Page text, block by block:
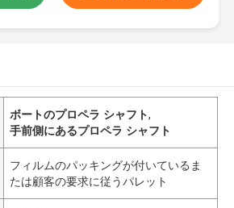
ボートのプロペラ シャフト,
手前側にあるプロペラ シャフト
フィルムのパッキングが付いているま
たは顧客の要求に従うパレット